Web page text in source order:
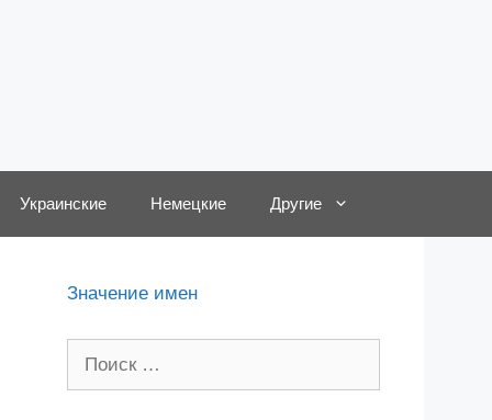
Украинские Немецкие Другие
Значение имен